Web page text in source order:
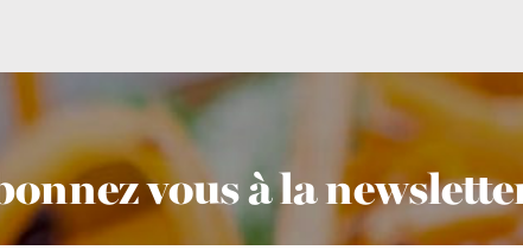
vous à la